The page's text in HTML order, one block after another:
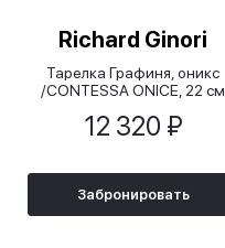
Richard Ginori
Тарелка Графиня, оникс
/CONTESSA ONICE, 22 см
12 320 ₽
Забронировать